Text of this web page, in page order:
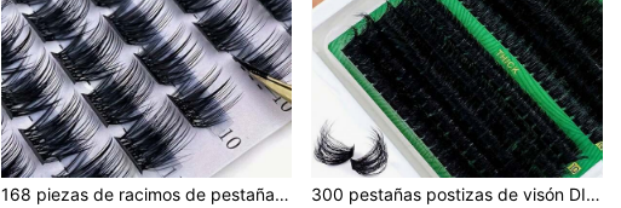
168 piezas de racimos de pestañas postizas de visón falso - Rizado D de 0.07 mm, mezcla natural y esponjosa (9-16 mm) - Extensión de pestañas gruesas de bricolaje fácil para principiantes
300 pestañas postizas de visón DIY 60D/80D/100D gruesas individuales, pestañas postizas con efecto 5D de 0.07mm de curvatura, adecuadas para maquillaje diario y cosplay de 10-16mm de longitud, gran capacidad